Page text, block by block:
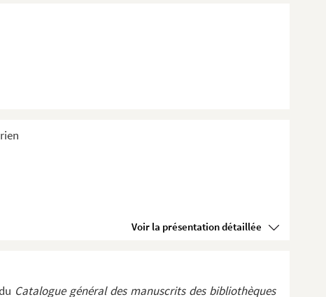
Voir la présentation détaillée
Catalogue général des manuscrits des bibliothèques